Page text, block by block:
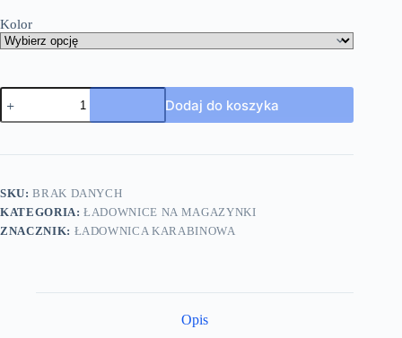
Kolor
Dodaj do koszyka
SKU:BRAK DANYCH
KATEGORIA:ŁADOWNICE NA MAGAZYNKI
ZNACZNIK: ŁADOWNICA KARABINOWA
Opis